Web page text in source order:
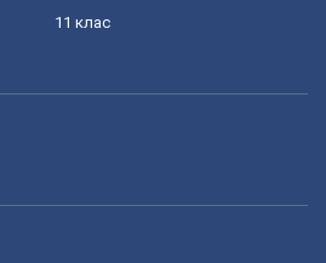
11 клас